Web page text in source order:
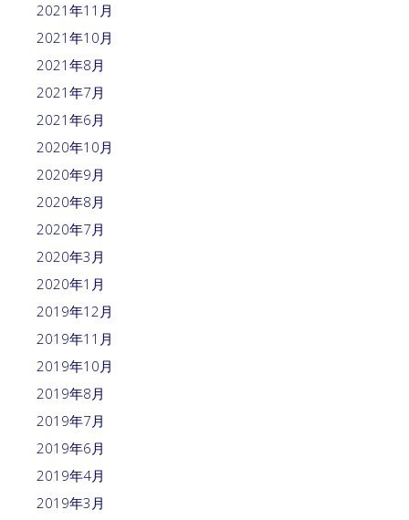
2021年11月
2021年10月
2021年8月
2021年7月
2021年6月
2020年10月
2020年9月
2020年8月
2020年7月
2020年3月
2020年1月
2019年12月
2019年11月
2019年10月
2019年8月
2019年7月
2019年6月
2019年4月
2019年3月